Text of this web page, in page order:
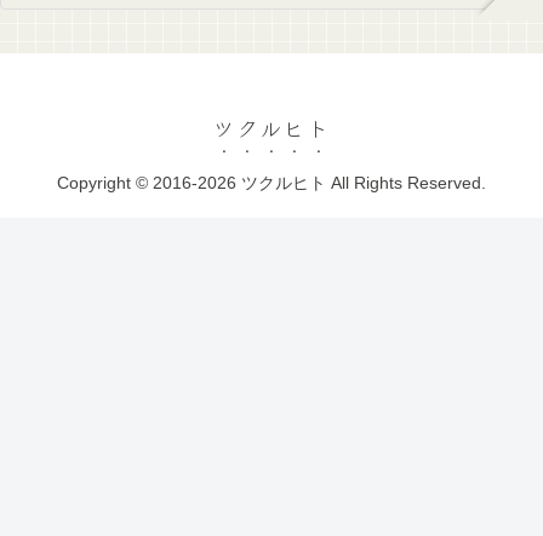
ツクルヒト
Copyright © 2016-2026 ツクルヒト All Rights Reserved.